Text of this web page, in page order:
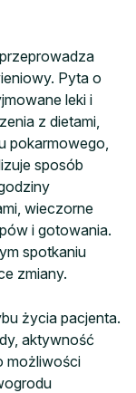
Pyta o
leki i
z dietami,
pokarmowego,
sposób
wieczorne
i gotowania.
spotkaniu
zmiany.
życia pacjenta.
aktywność
możliwości